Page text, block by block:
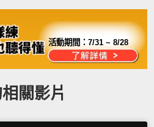
活動期間：7/31 ~ 8/28
關影片